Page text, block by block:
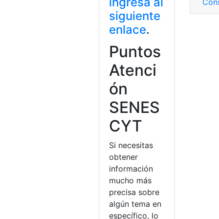
siguiente
enlace.
Puntos
Atenci
ón
SENES
CYT
Si necesitas
obtener
información
mucho más
precisa sobre
algún tema en
específico, lo